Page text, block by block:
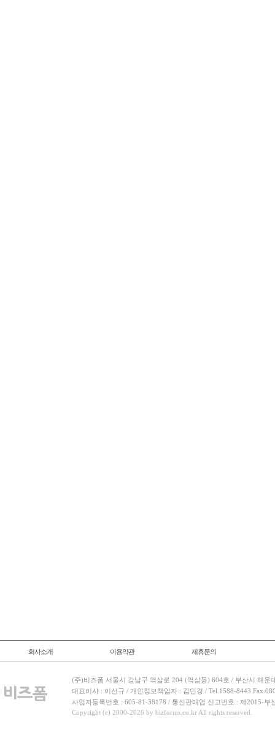
회사소개 이용약관 제휴문의
(주)비즈폼 서울시 강남구 역삼로 204 (역삼동) 604호 / 부산시 해운
대표이사 : 이선규 / 개인정보책임자 : 김민경 / Tel.1588-8443
사업자등록번호 : 605-81-38178 / 통신판매업 신고번호 : 제2015-부
Copyright (c) 2000-2026 by bizforms.co.kr All rights reserved.